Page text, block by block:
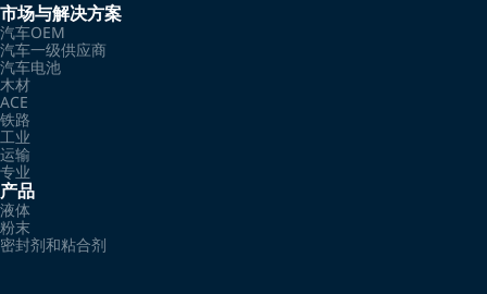
市场与解决方案
汽车OEM
汽车一级供应商
汽车电池
木材
ACE
铁路
工业
运输
专业
产品
液体
粉末
密封剂和粘合剂